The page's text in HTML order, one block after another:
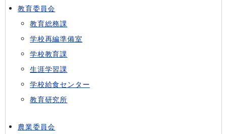
教育委員会
教育総務課
学校再編準備室
学校教育課
生涯学習課
学校給食センター
教育研究所
農業委員会